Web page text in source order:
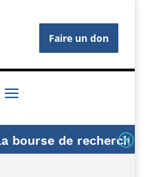
Faire un don
de rechercheQ